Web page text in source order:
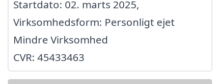
Startdato: 02. marts 2025,
Virksomhedsform: Personligt ejet
Mindre Virksomhed
CVR: 45433463